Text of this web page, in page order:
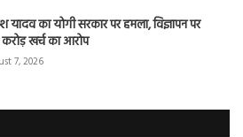
का योगी सरकार पर हमला, विज्ञापन पर
खर्च का आरोप
7, 2026